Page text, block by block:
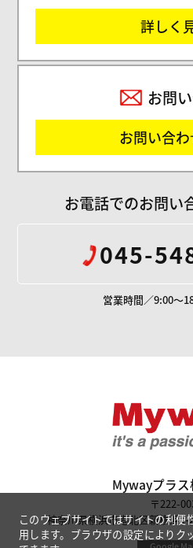
詳しく
お問
お問い合
お電話でのお問い
045-
営業時間／9:00～
Mywayプラ
〒222-
神奈川県横浜市港北区新横浜
このウェブサイトではサイトの利便
用します。ブラウザの設定によりク